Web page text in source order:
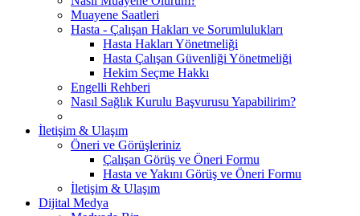
Muayene Saatleri
Hasta - Çalışan Hakları ve Sorumlulukları
Hasta Hakları Yönetmeliği
Hasta Çalışan Güvenliği Yönetmeliği
Hekim Seçme Hakkı
Engelli Rehberi
Nasıl Sağlık Kurulu Başvurusu Yapabilirim?
İletişim & Ulaşım
Öneri ve Görüşleriniz
Çalışan Görüş ve Öneri Formu
Hasta ve Yakını Görüş ve Öneri Formu
İletişim & Ulaşım
Dijital Medya